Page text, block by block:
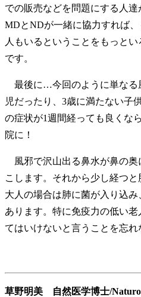
での販売などを問題にする人
MDとNDが一緒に協力すれば
人もいるということをもっと
です。
最後に…今回のように単なる
児だったり、3歳に満たない子
の症状が1週間経っても良くな
院に！
風邪で沢山出る鼻水が鼻の奥
こします。それから少し経つと
大人の場合は肺に菌が入り込
あります。特に免疫力の低い
てはいけないと言うことを忘れ
草野明美 自然医学博士/